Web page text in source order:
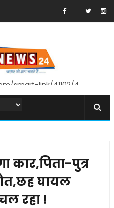
smart-link/41102/4
कार,पिता-पुत्र
घायल
रहा !